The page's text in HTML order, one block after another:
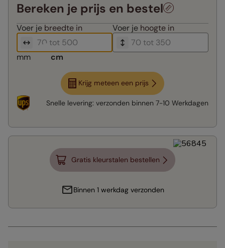
Bereken je prijs en bestel
Voer je breedte in Voer je hoogte in
mm cm
Krijg meteen een prijs
Snelle levering: verzonden binnen 7-10 Werkdagen
Gratis kleurstalen bestellen
Binnen 1 werkdag verzonden